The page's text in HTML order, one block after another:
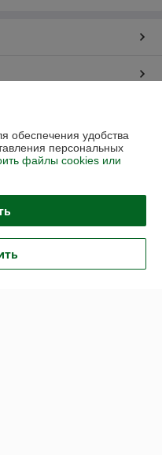
обеспечения удобства
персональных
файлы cookies или